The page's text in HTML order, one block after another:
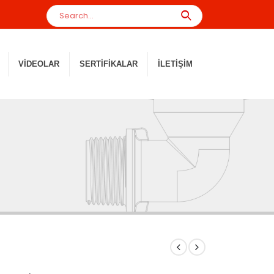
VIDEOLAR SERTIFIKALAR İLETIŞIM